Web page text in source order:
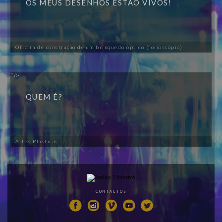
OS MEUS DESENHOS ESTÃO VIVOS!
Oficina de construção de um brinquedo óptico (folioscópio)
"/>
QUEM É?
Artes Plásticas
CONTACTOS